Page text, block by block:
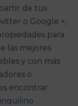
de tus
o Google +,
para
las mejores
y con más
o
encontrar